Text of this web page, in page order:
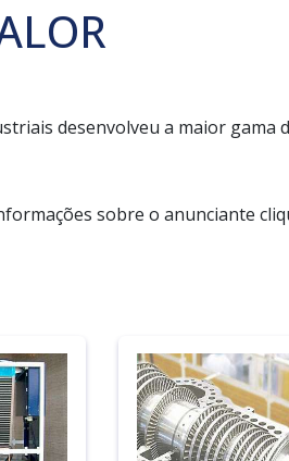
desenvolveu a maior gama
sobre o anunciante